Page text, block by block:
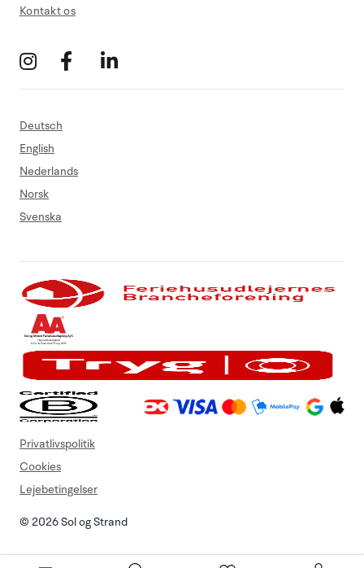
Kontakt os
Deutsch
English
Nederlands
Norsk
Svenska
© 2026 Sol og Strand
Privatlivspolitik
Cookies
Lejebetingelser